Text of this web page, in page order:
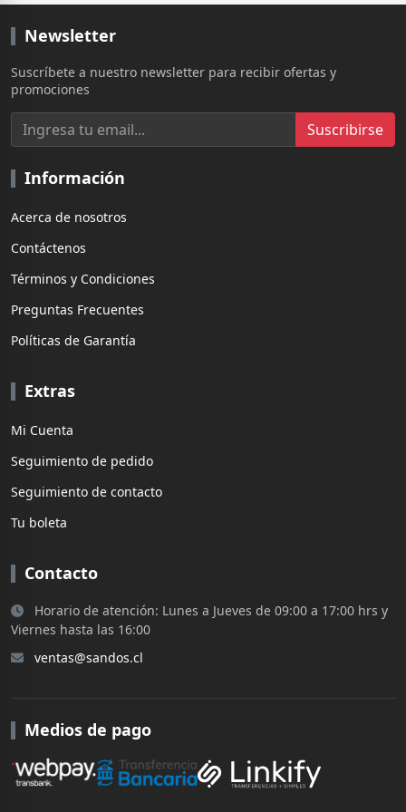
Newsletter
Suscríbete a nuestro newsletter para recibir ofertas y
promociones
Suscribirse
Información
Acerca de nosotros
Contáctenos
Términos y Condiciones
Preguntas Frecuentes
Políticas de Garantía
Extras
Mi Cuenta
Seguimiento de pedido
Seguimiento de contacto
Tu boleta
Contacto
Horario de atención: Lunes a Jueves de 09:00 a 17:00 hrs y
Viernes hasta las 16:00
ventas@sandos.cl
Medios de pago